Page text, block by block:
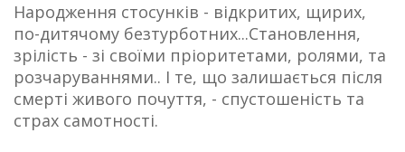
Народження стосунків - відкритих, щирих,
по-дитячому безтурботних...Становлення,
зрілість - зі своїми пріоритетами, ролями, та
розчаруваннями.. І те, що залишається після
смерті живого почуття, - спустошеність та
страх самотності.